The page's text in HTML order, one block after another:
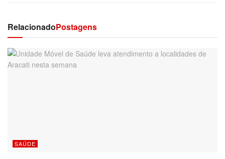
RelacionadoPostagens
SAÚDE